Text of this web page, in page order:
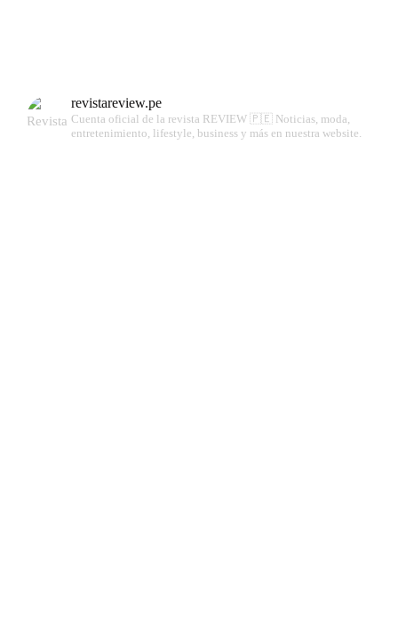
revistareview.pe
Cuenta oficial de la revista REVIEW 🇵🇪 Noticias, moda,
entretenimiento, lifestyle, business y más en nuestra website.